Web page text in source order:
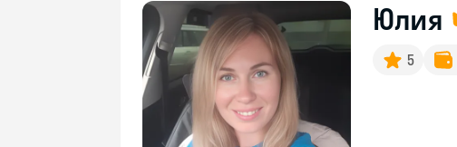
Юлия
5